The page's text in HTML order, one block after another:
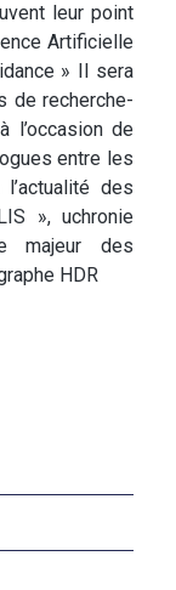
leur point
Artificielle
» Il sera
de recherche-
l’occasion de
entre les
des
», uchronie
majeur des
HDR